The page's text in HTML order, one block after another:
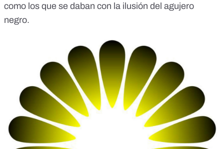
como los que se daban con la ilusión del agujero
negro.